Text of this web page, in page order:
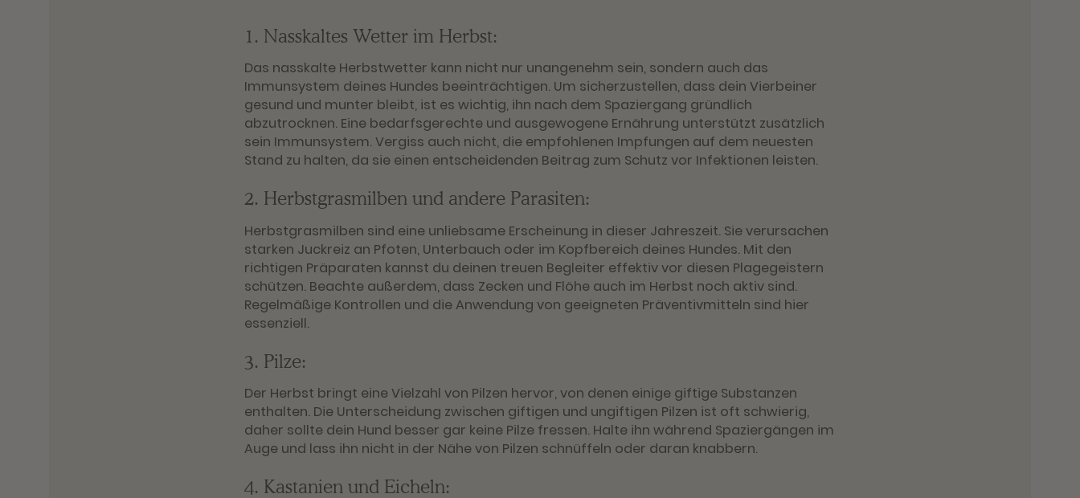
1. Nasskaltes Wetter im Herbst:
Das nasskalte Herbstwetter kann nicht nur unangenehm sein, sondern auch das
Immunsystem deines Hundes beeinträchtigen. Um sicherzustellen, dass dein Vierbeiner
gesund und munter bleibt, ist es wichtig, ihn nach dem Spaziergang gründlich
abzutrocknen. Eine bedarfsgerechte und ausgewogene Ernährung unterstützt zusätzlich
sein Immunsystem. Vergiss auch nicht, die empfohlenen Impfungen auf dem neuesten
Stand zu halten, da sie einen entscheidenden Beitrag zum Schutz vor Infektionen leisten.
2. Herbstgrasmilben und andere Parasiten:
Herbstgrasmilben sind eine unliebsame Erscheinung in dieser Jahreszeit. Sie verursachen
starken Juckreiz an Pfoten, Unterbauch oder im Kopfbereich deines Hundes. Mit den
richtigen Präparaten kannst du deinen treuen Begleiter effektiv vor diesen Plagegeistern
schützen. Beachte außerdem, dass Zecken und Flöhe auch im Herbst noch aktiv sind.
Regelmäßige Kontrollen und die Anwendung von geeigneten Präventivmitteln sind hier
essenziell.
3. Pilze:
Der Herbst bringt eine Vielzahl von Pilzen hervor, von denen einige giftige Substanzen
enthalten. Die Unterscheidung zwischen giftigen und ungiftigen Pilzen ist oft schwierig,
daher sollte dein Hund besser gar keine Pilze fressen. Halte ihn während Spaziergängen im
Auge und lass ihn nicht in der Nähe von Pilzen schnüffeln oder daran knabbern.
4. Kastanien und Eicheln: